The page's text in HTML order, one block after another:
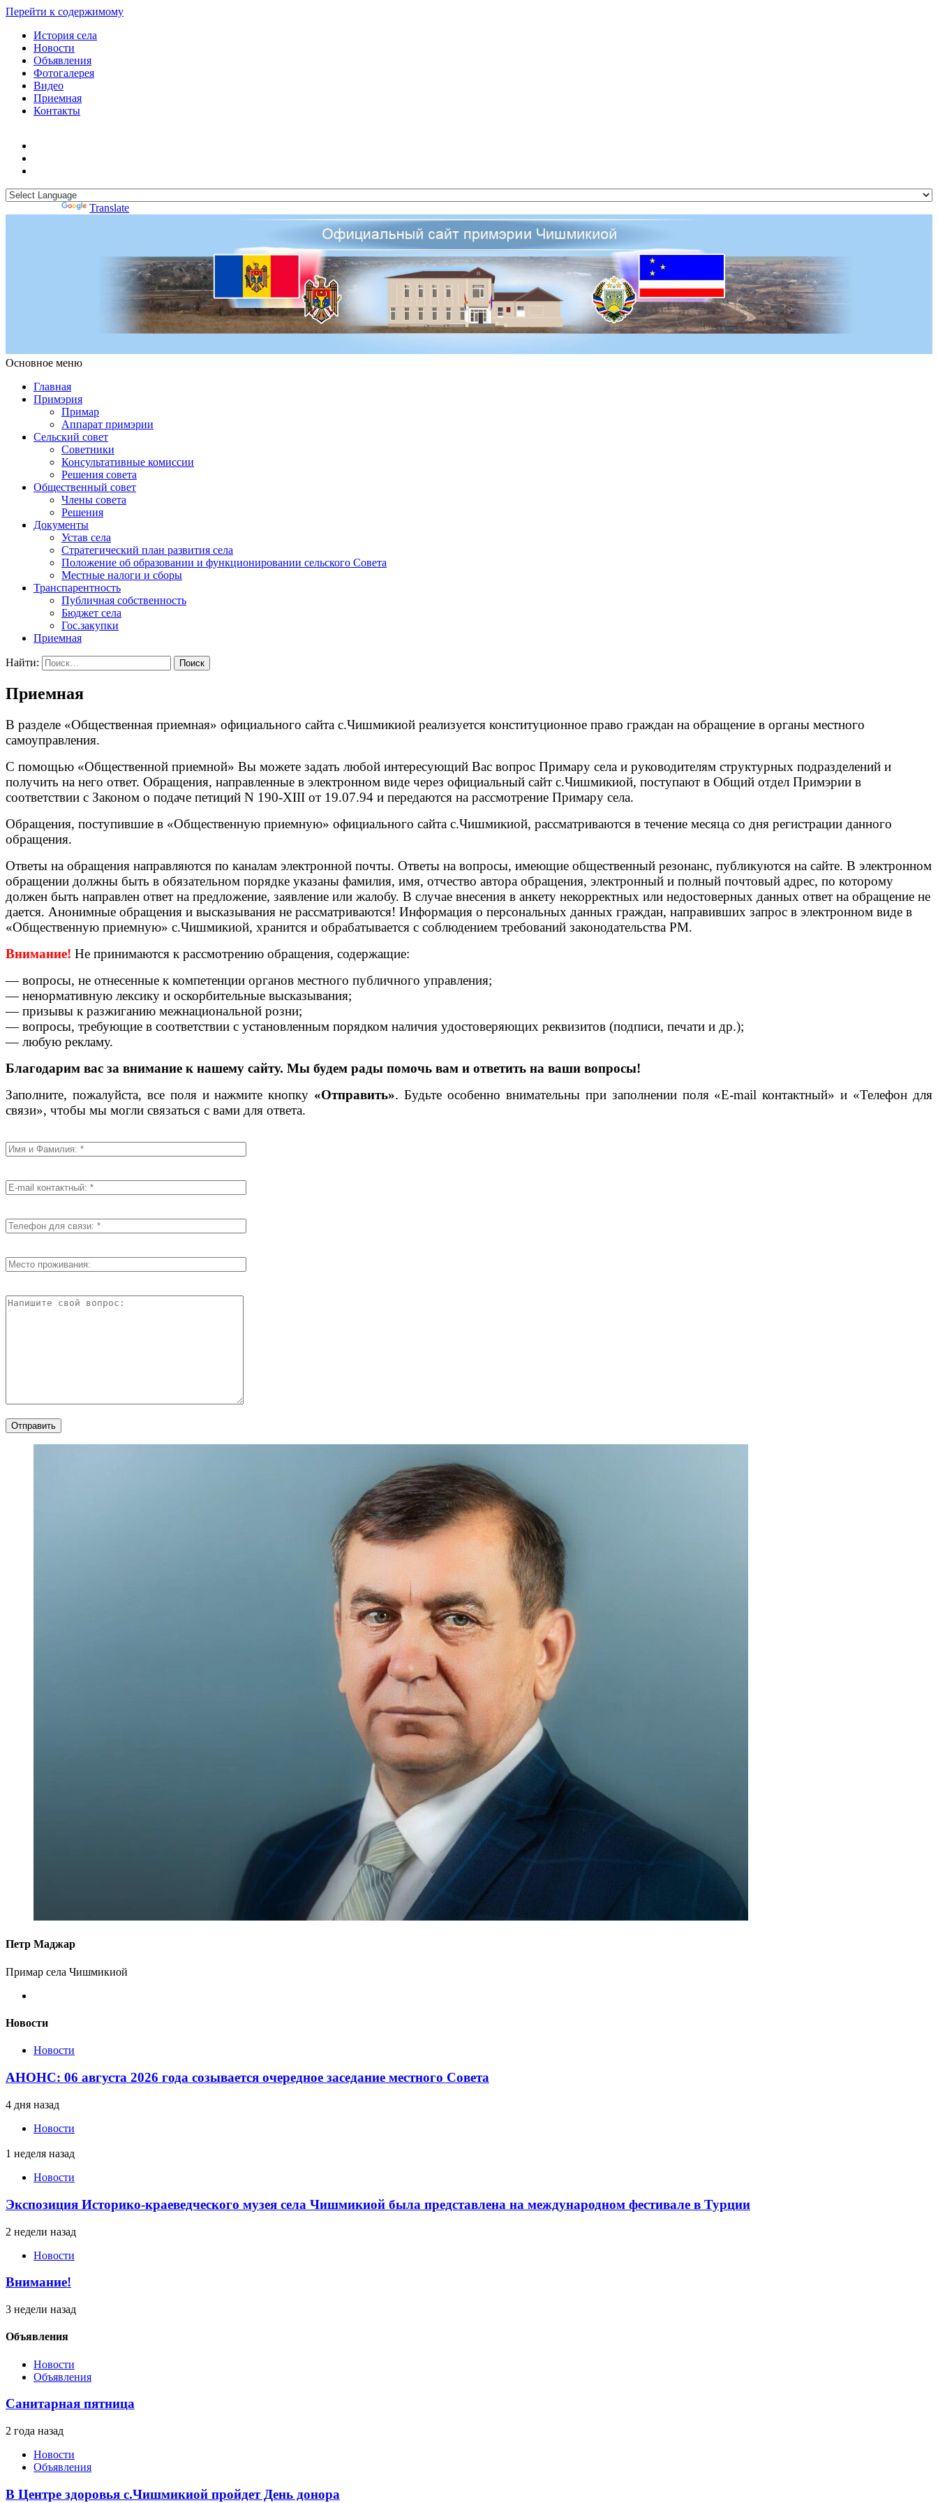
Перейти к содержимому
История села
Новости
Объявления
Фотогалерея
Видео
Приемная
Контакты
Translate
Основное меню
Примэрия Чишмикиой
Главная
Примэрия
Примар
Аппарат примэрии
Сельский совет
Советники
Консультативные комиссии
Решения совета
Общественный совет
Члены совета
Решения
Документы
Устав села
Стратегический план развития села
Положение об образовании и функционировании сельского Совета
Местные налоги и сборы
Транспарентность
Публичная собственность
Бюджет села
Гос.закупки
Приемная
Найти:
Приемная
В разделе «Общественная приемная» официального сайта с.Чишмикиой реализуется конституционное право граждан на обращение в органы местного
самоуправления.
С помощью «Общественной приемной» Вы можете задать любой интересующий Вас вопрос Примару села и руководителям структурных подразделений и
получить на него ответ. Обращения, направленные в электронном виде через официальный сайт с.Чишмикиой, поступают в Общий отдел Примэрии в
соответствии с Законом о подаче петиций N 190-XIII от 19.07.94 и передаются на рассмотрение Примару села.
Обращения, поступившие в «Общественную приемную» официального сайта с.Чишмикиой, рассматриваются в течение месяца со дня регистрации данного
обращения.
Ответы на обращения направляются по каналам электронной почты. Ответы на вопросы, имеющие общественный резонанс, публикуются на сайте. В электронном
обращении должны быть в обязательном порядке указаны фамилия, имя, отчество автора обращения, электронный и полный почтовый адрес, по которому
должен быть направлен ответ на предложение, заявление или жалобу. В случае внесения в анкету некорректных или недостоверных данных ответ на обращение не
дается. Анонимные обращения и высказывания не рассматриваются! Информация о персональных данных граждан, направивших запрос в электронном виде в
«Общественную приемную» с.Чишмикиой, хранится и обрабатывается с соблюдением требований законодательства РМ.
Внимание! Не принимаются к рассмотрению обращения, содержащие:
— вопросы, не отнесенные к компетенции органов местного публичного управления;
— ненормативную лексику и оскорбительные высказывания;
— призывы к разжиганию межнациональной розни;
— вопросы, требующие в соответствии с установленным порядком наличия удостоверяющих реквизитов (подписи, печати и др.);
— любую рекламу.
Благодарим вас за внимание к нашему сайту. Мы будем рады помочь вам и ответить на ваши вопросы!
Заполните, пожалуйста, все поля и нажмите кнопку «Отправить». Будьте особенно внимательны при заполнении поля «E-mail контактный» и «Телефон для
связи», чтобы мы могли связаться с вами для ответа.
Петр Маджар
Примар села Чишмикиой
Новости
Новости
АНОНС: 06 августа 2026 года созывается очередное заседание местного Совета
4 дня назад
Новости
1 неделя назад
Новости
Экспозиция Историко-краеведческого музея села Чишмикиой была представлена на международном фестивале в Турции
2 недели назад
Новости
Внимание!
3 недели назад
Объявления
Новости
Объявления
Санитарная пятница
2 года назад
Новости
Объявления
В Центре здоровья с.Чишмикиой пройдет День донора